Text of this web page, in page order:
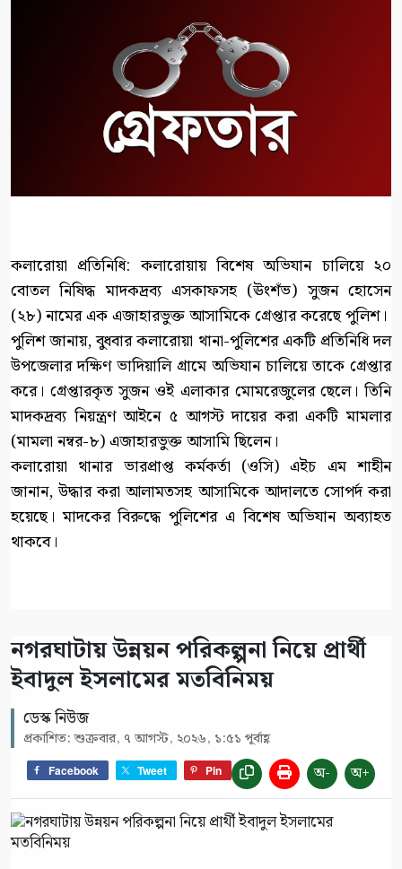
কলারোয়া প্রতিনিধি: কলারোয়ায় বিশেষ অভিযান চালিয়ে ২০
বোতল নিষিদ্ধ মাদকদ্রব্য এসকাফসহ (ঊংশঁভ) সুজন হোসেন
(২৮) নামের এক এজাহারভুক্ত আসামিকে গ্রেপ্তার করেছে পুলিশ।
পুলিশ জানায়, বুধবার কলারোয়া থানা-পুলিশের একটি প্রতিনিধি দল
উপজেলার দক্ষিণ ভাদিয়ালি গ্রামে অভিযান চালিয়ে তাকে গ্রেপ্তার
করে। গ্রেপ্তারকৃত সুজন ওই এলাকার মোমরেজুলের ছেলে। তিনি
মাদকদ্রব্য নিয়ন্ত্রণ আইনে ৫ আগস্ট দায়ের করা একটি মামলার
(মামলা নম্বর-৮) এজাহারভুক্ত আসামি ছিলেন।
কলারোয়া থানার ভারপ্রাপ্ত কর্মকর্তা (ওসি) এইচ এম শাহীন
জানান, উদ্ধার করা আলামতসহ আসামিকে আদালতে সোপর্দ করা
হয়েছে। মাদকের বিরুদ্ধে পুলিশের এ বিশেষ অভিযান অব্যাহত
থাকবে।
নগরঘাটায় উন্নয়ন পরিকল্পনা নিয়ে প্রার্থী
ইবাদুল ইসলামের মতবিনিময়
ডেস্ক নিউজ
প্রকাশিত: শুক্রবার, ৭ আগস্ট, ২০২৬, ১:৫১ পূর্বাহ্ণ
Facebook Tweet Pin অ- অ+